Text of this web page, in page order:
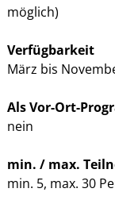
möglich)
Verfügbarkeit
März bis
Als Vor-Ort-
nein
min. / max.
min. 5, max. 30